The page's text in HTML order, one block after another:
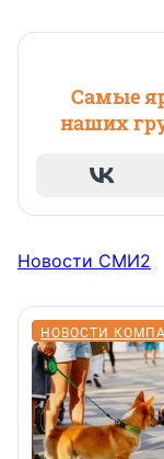
Самые
наших
Новости СМИ2
НОВОСТИ